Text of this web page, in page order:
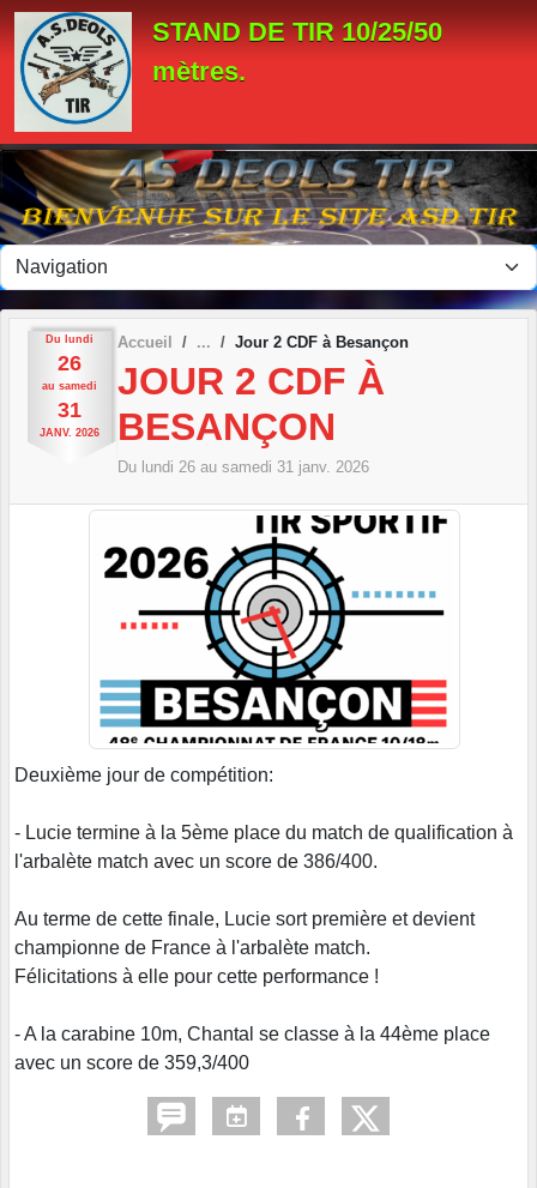
STAND DE TIR 10/25/50
mètres.
Du lundi
26
au samedi
31
JANV. 2026
Accueil Jour 2 CDF à Besançon
JOUR 2 CDF À
BESANÇON
Du lundi 26 au samedi 31 janv. 2026
Deuxième jour de compétition:
- Lucie termine à la 5ème place du match de qualification à
l'arbalète match avec un score de 386/400.
Au terme de cette finale, Lucie sort première et devient
championne de France à l'arbalète match.
Félicitations à elle pour cette performance !
- A la carabine 10m, Chantal se classe à la 44ème place
avec un score de 359,3/400
Panneau de gestion des cookies